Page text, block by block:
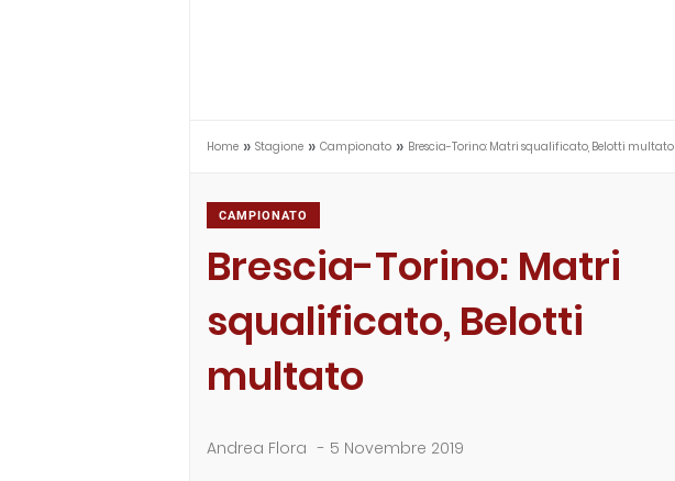
Home » Stagione » Campionato » Brescia-Torino: Matri squalificato, Belotti multato
CAMPIONATO
Brescia-Torino: Matri
squalificato, Belotti
multato
Andrea Flora - 5 Novembre 2019